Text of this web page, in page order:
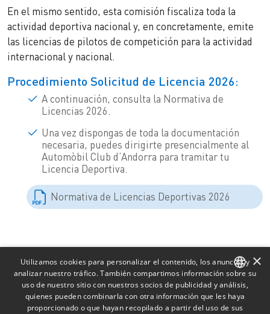
En el mismo sentido, esta comisión fiscaliza toda la
actividad deportiva nacional y, en concretamente, emite
las licencias de pilotos de competición para la actividad
internacional y nacional.
Procedimiento Solicitud de Licencia 2026:
A continuación, consulta la Normativa de
Licencias 2026.
Una vez dispongas de toda la documentación
necesaria, puedes dirigirte presencialmente al
Automòbil Club d’Andorra para tramitar tu
Licencia Deportiva.
Normativa de Licencias Deportivas 2026
CATALAN
×
Utilizamos cookies para personalizar el contenido, los anuncios y
analizar nuestro tráfico. También compartimos información sobre su
uso de nuestro sitio con nuestros socios de publicidad y análisis,
quienes pueden combinarla con otra información que les haya
proporcionado o que hayan recopilado a partir del uso de sus